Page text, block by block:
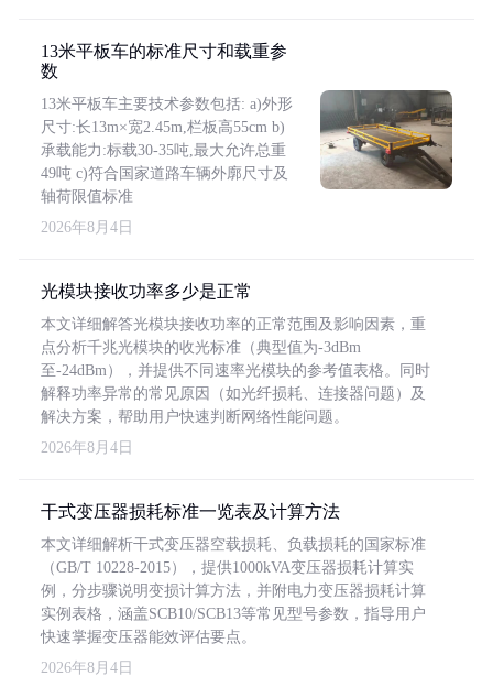
13米平板车的标准尺寸和载重参
数
13米平板车主要技术参数包括: a)外形
尺寸:长13m×宽2.45m,栏板高55cm b)
承载能力:标载30-35吨,最大允许总重
49吨 c)符合国家道路车辆外廓尺寸及
轴荷限值标准
2026年8月4日
光模块接收功率多少是正常
本文详细解答光模块接收功率的正常范围及影响因素，重
点分析千兆光模块的收光标准（典型值为-3dBm
至-24dBm），并提供不同速率光模块的参考值表格。同时
解释功率异常的常见原因（如光纤损耗、连接器问题）及
解决方案，帮助用户快速判断网络性能问题。
2026年8月4日
干式变压器损耗标准一览表及计算方法
本文详细解析干式变压器空载损耗、负载损耗的国家标准
（GB/T 10228-2015），提供1000kVA变压器损耗计算实
例，分步骤说明变损计算方法，并附电力变压器损耗计算
实例表格，涵盖SCB10/SCB13等常见型号参数，指导用户
快速掌握变压器能效评估要点。
2026年8月4日